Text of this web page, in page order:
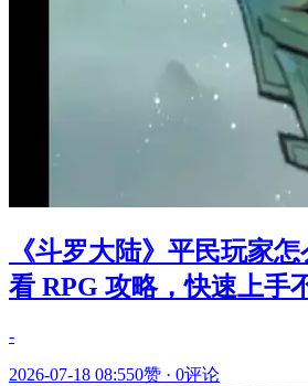
《斗罗大陆》平民玩家
看 RPG 攻略，快速上手
-
2026-07-18 08:550赞 · 0评论